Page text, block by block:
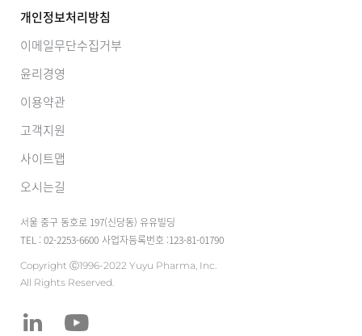
개인정보처리방침
이메일무단수집거부
윤리경영
이용약관
고객지원
사이트맵
오시는길
서울 중구 동호로 197(신당동) 유유빌딩
TEL : 02-2253-6600 사업자등록번호 :123-81-01790
Copyright Ⓒ1996-2022 Yuyu Pharma, Inc.
All Rights Reserved.